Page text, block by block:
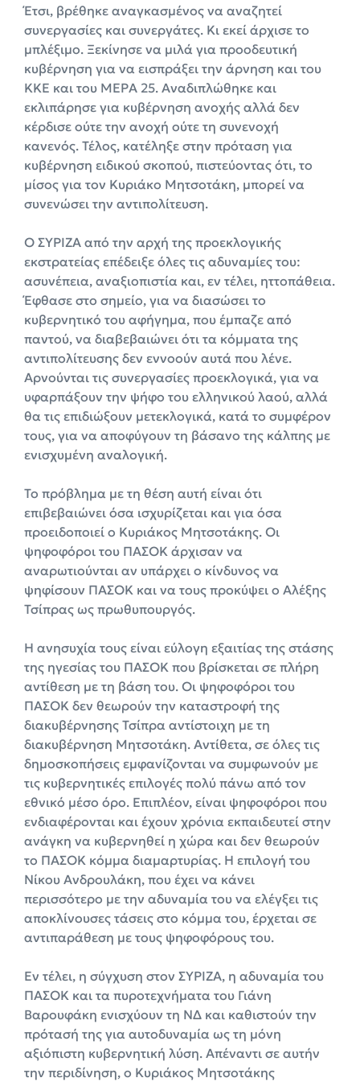
Έτσι, βρέθηκε αναγκασμένος να αναζητεί
συνεργασίες και συνεργάτες. Κι εκεί άρχισε το
μπλέξιμο. Ξεκίνησε να μιλά για προοδευτική
κυβέρνηση για να εισπράξει την άρνηση και του
ΚΚΕ και του ΜΕΡΑ 25. Αναδιπλώθηκε και
εκλιπάρησε για κυβέρνηση ανοχής αλλά δεν
κέρδισε ούτε την ανοχή ούτε τη συνενοχή
κανενός. Τέλος, κατέληξε στην πρόταση για
κυβέρνηση ειδικού σκοπού, πιστεύοντας ότι, το
μίσος για τον Κυριάκο Μητσοτάκη, μπορεί να
συνενώσει την αντιπολίτευση.
Ο ΣΥΡΙΖΑ από την αρχή της προεκλογικής
εκστρατείας επέδειξε όλες τις αδυναμίες του:
ασυνέπεια, αναξιοπιστία και, εν τέλει, ηττοπάθεια.
Έφθασε στο σημείο, για να διασώσει το
κυβερνητικό του αφήγημα, που έμπαζε από
παντού, να διαβεβαιώνει ότι τα κόμματα της
αντιπολίτευσης δεν εννοούν αυτά που λένε.
Αρνούνται τις συνεργασίες προεκλογικά, για να
υφαρπάξουν την ψήφο του ελληνικού λαού, αλλά
θα τις επιδιώξουν μετεκλογικά, κατά το συμφέρον
τους, για να αποφύγουν τη βάσανο της κάλπης με
ενισχυμένη αναλογική.
Το πρόβλημα με τη θέση αυτή είναι ότι
επιβεβαιώνει όσα ισχυρίζεται και για όσα
προειδοποιεί ο Κυριάκος Μητσοτάκης. Οι
ψηφοφόροι του ΠΑΣΟΚ άρχισαν να
αναρωτιούνται αν υπάρχει ο κίνδυνος να
ψηφίσουν ΠΑΣΟΚ και να τους προκύψει ο Αλέξης
Τσίπρας ως πρωθυπουργός.
Η ανησυχία τους είναι εύλογη εξαιτίας της στάσης
της ηγεσίας του ΠΑΣΟΚ που βρίσκεται σε πλήρη
αντίθεση με τη βάση του. Οι ψηφοφόροι του
ΠΑΣΟΚ δεν θεωρούν την καταστροφή της
διακυβέρνησης Τσίπρα αντίστοιχη με τη
διακυβέρνηση Μητσοτάκη. Αντίθετα, σε όλες τις
δημοσκοπήσεις εμφανίζονται να συμφωνούν με
τις κυβερνητικές επιλογές πολύ πάνω από τον
εθνικό μέσο όρο. Επιπλέον, είναι ψηφοφόροι που
ενδιαφέρονται και έχουν χρόνια εκπαιδευτεί στην
ανάγκη να κυβερνηθεί η χώρα και δεν θεωρούν
το ΠΑΣΟΚ κόμμα διαμαρτυρίας. Η επιλογή του
Νίκου Ανδρουλάκη, που έχει να κάνει
περισσότερο με την αδυναμία του να ελέγξει τις
αποκλίνουσες τάσεις στο κόμμα του, έρχεται σε
αντιπαράθεση με τους ψηφοφόρους του.
Εν τέλει, η σύγχυση στον ΣΥΡΙΖΑ, η αδυναμία του
ΠΑΣΟΚ και τα πυροτεχνήματα του Γιάνη
Βαρουφάκη ενισχύουν τη ΝΔ και καθιστούν την
πρότασή της για αυτοδυναμία ως τη μόνη
αξιόπιστη κυβερνητική λύση. Απέναντι σε αυτήν
την περιδίνηση, ο Κυριάκος Μητσοτάκης